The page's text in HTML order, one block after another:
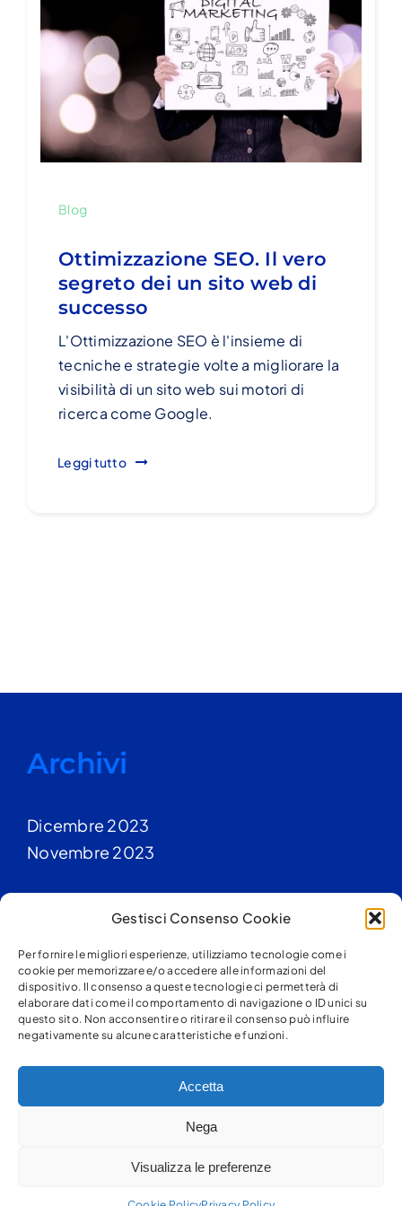
Gestisci Consenso Cookie
Per fornire le migliori esperienze, utilizziamo tecnologie come i
cookie per memorizzare e/o accedere alle informazioni del
dispositivo. Il consenso a queste tecnologie ci permetterà di
elaborare dati come il comportamento di navigazione o ID unici su
questo sito. Non acconsentire o ritirare il consenso può influire
negativamente su alcune caratteristiche e funzioni.
Accetta
Nega
Visualizza le preferenze
Blog
Ottimizzazione SEO. Il vero
segreto dei un sito web di
successo
L'Ottimizzazione SEO è l'insieme di
tecniche e strategie volte a migliorare la
visibilità di un sito web sui motori di
ricerca come Google.
Leggi tutto
Archivi
Dicembre 2023
Novembre 2023
Categorie
Blog
ThemeFusion